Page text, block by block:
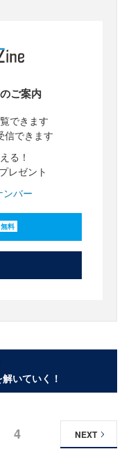
のご案内
できます
信できます
る！
レゼント
ンバー
無料
いていく！
4 NEXT